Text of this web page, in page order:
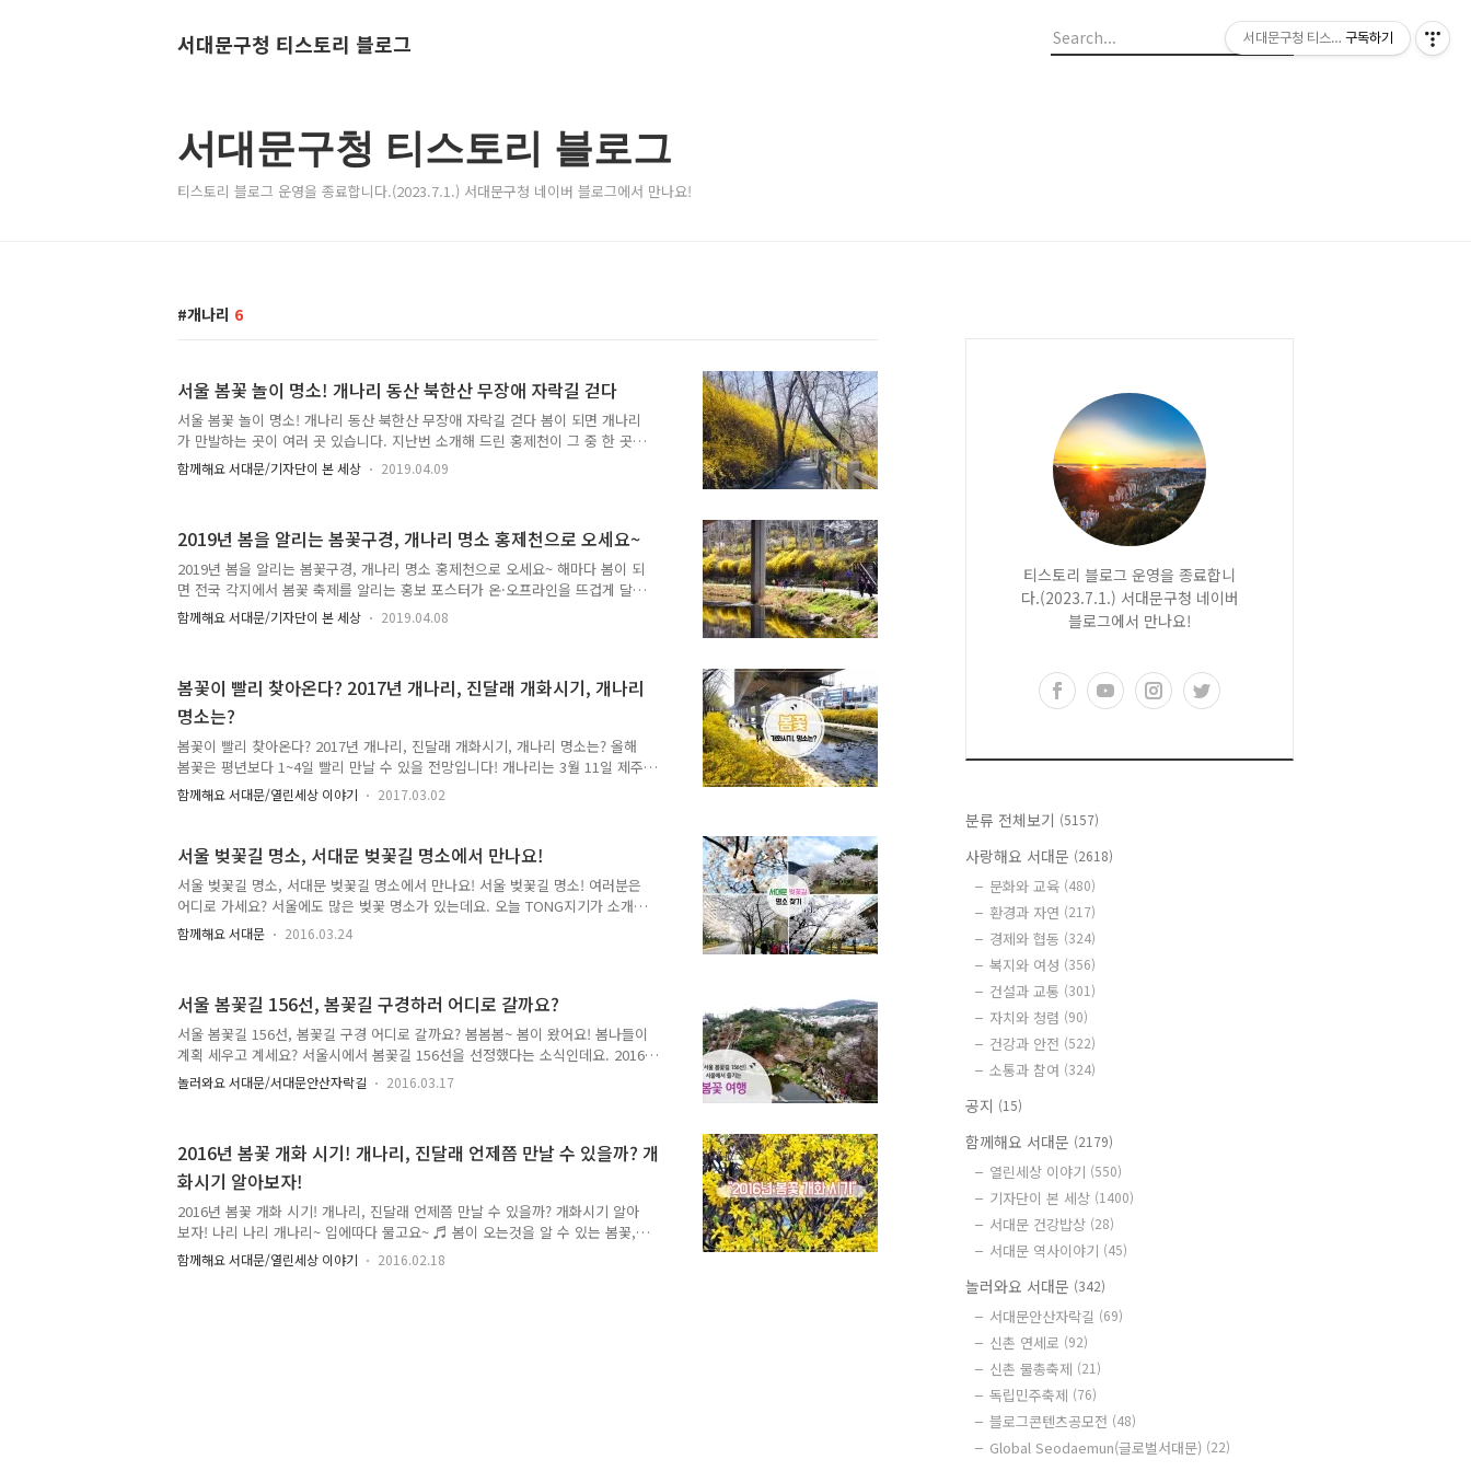
서대문구청 티스토리 블로그
서대문구청 티스토리 블로그
티스토리 블로그 운영을 종료합니다.(2023.7.1.) 서대문구청 네이버 블로그에서 만나요!
개나리 6
서울 봄꽃 놀이 명소! 개나리 동산 북한산 무장애 자락길 걷다
서울 봄꽃 놀이 명소! 개나리 동산 북한산 무장애 자락길 걷다 봄이 되면 개나리
가 만발하는 곳이 여러 곳 있습니다. 지난번 소개해 드린 홍제천이 그 중 한 곳
인데요. 오늘 소개해 드릴 곳은 북한산 무장애 자락길 개나리 동산입니다. 홍제
천이랑 또 다른 매력을 보여주는 곳입니다. 이른 봄이면 꽃망울을 맺어 3월 말부
다녀왔어요. 이곳은 실락어린이공원 옆 북한산 자락길 입구인데요. 화장실 가실
분은 미리 가셨다가 산을 오르는 것이 좋겠지요. 두 번째 화장실은 B코스 홍록
배드민턴장까지 가야지 있어요. ▲ 와우! 눈 부시도록 아름다운 개나리 온통 산
이 노랗게..
함께해요 서대문/기자단이 본 세상 2019.04.09
2019년 봄을 알리는 봄꽃구경, 개나리 명소 홍제천으로 오세요~
2019년 봄을 알리는 봄꽃구경, 개나리 명소 홍제천으로 오세요~ 해마다 봄이 되
면 전국 각지에서 봄꽃 축제를 알리는 홍보 포스터가 온·오프라인을 뜨겁게 달
구는데요. 서울에서는 대표적으로 여의도, 석촌호수 등이 있습니다. 하지만 많이
알려진 곳을 그만큼 사람이 많이 몰리다보니 꽃 구경보단 사람 구경을 하게 되는
꽃이라고 하면 벚꽃을 많이 떠올리게 되는데요. 사실 봄에 피는 꽃들은 종을 불
문하고 다 이쁜거 같아요. 형형색색 아름다운 꽃들을 보고 있노라면 우리 마음속
에도 꽃이 피어나는 것처럼 왠지 모르게 기분이 좋아집니다. 서대문구의 봄꽃 명
소중 한 곳인 ..
함께해요 서대문/기자단이 본 세상 2019.04.08
봄꽃이 빨리 찾아온다? 2017년 개나리, 진달래 개화시기, 개나리
명소는?
봄꽃이 빨리 찾아온다? 2017년 개나리, 진달래 개화시기, 개나리 명소는? 올해
봄꽃은 평년보다 1~4일 빨리 만날 수 있을 전망입니다! 개나리는 3월 11일 제주
도를 시작으로 남부지방은 3월 15일~22일, 중부지방은 3월 24일~4월 1일 등 개
화가 빨라질 것으로 예상이 된답니다~ ^^ 진달래도 3월 18일 제주도를 시작으로
약 1주일 정도 지난 시기를 말합니다. 중부지방은 3월 31일~4월 8일경 만개할 것
으로 예상됩니다~ 서울은 4월 3일경에 절정에 이를 것으로 예상된다고 하네요!
^^ TONG지기와 함께 2017년 봄꽃 개화시기에 대해 지역별로 알아볼까요~ ^^
2017년 지역별 개나리, 진달래 개화시기 ▲ 출처 ▲ ..
함께해요 서대문/열린세상 이야기 2017.03.02
서울 벚꽃길 명소, 서대문 벚꽃길 명소에서 만나요!
서울 벚꽃길 명소, 서대문 벚꽃길 명소에서 만나요! 서울 벚꽃길 명소! 여러분은
어디로 가세요? 서울에도 많은 벚꽃 명소가 있는데요. 오늘 TONG지기가 소개해
드릴 곳은 '서대문 벚꽃길'이에요. 서대문 안에서 만날 수 있는 벚꽃, 어디가 있
을까요? 많은 분들이 알고있는 서대문 안산 벚꽃축제 이외에도 벚꽃을 감상 할
한 벚꽃의 모습이 일품인데요. 길 주변에 있는 벚꽃이 아닌, 자연과 함께! 자연속
에서 만날 수 있어서 더욱 특별한 곳입니다. 사진으로 만나볼까요~ ^^ 튤립도 함
께 볼 수 있다는 점!! ^^ :: 홍제천로 벚꽃길 흐르는 물과 함께 ..
함께해요 서대문 2016.03.24
서울 봄꽃길 156선, 봄꽃길 구경하러 어디로 갈까요?
서울 봄꽃길 156선, 봄꽃길 구경 어디로 갈까요? 봄봄봄~ 봄이 왔어요! 봄나들이
계획 세우고 계세요? 서울시에서 봄꽃길 156선을 선정했다는 소식인데요. 2016
년 서울시가 선정한 봄꽃길은 크고 작은 도심공원부터 가로변, 하천변, 골목길
등 총 길이만 무려 221.75km라고 하네요. :: 서울 봄꽃길 156선 ☞ 공원 내 꽃길
등) ☞ 하천변 꽃길 36개소 (한강, 중랑천, 성북천, 안양천, 청계천, 양재천 등) ☞
녹지대 6개소 (강북 우이천변 녹지대, 양재대로 녹지대 등) 자세한 '서울 봄꽃길
156선'은 서울시 홈페이지(서울, 봄꽃으..
놀러와요 서대문/서대문안산자락길 2016.03.17
2016년 봄꽃 개화 시기! 개나리, 진달래 언제쯤 만날 수 있을까? 개
화시기 알아보자!
2016년 봄꽃 개화 시기! 개나리, 진달래 언제쯤 만날 수 있을까? 개화시기 알아
보자! 나리 나리 개나리~ 입에따다 물고요~ ♬ 봄이 오는것을 알 수 있는 봄꽃,
언제쯤 만날 수 있을까요? 올해 개나리와 진달래와 같은 봄꽃 개화시기는 평년보
다 하루이틀 빨리 필것으로 예상됩니다. 봄꽃 개화 시기는 2, 3월의 기온과 강수
함께해요 서대문/열린세상 이야기 2016.02.18
티스토리 블로그 운영을 종료합니
다.(2023.7.1.) 서대문구청 네이버
블로그에서 만나요!
분류 전체보기 (5157)
사랑해요 서대문 (2618)
문화와 교육 (480)
환경과 자연 (217)
경제와 협동 (324)
복지와 여성 (356)
건설과 교통 (301)
자치와 청렴 (90)
건강과 안전 (522)
소통과 참여 (324)
공지 (15)
함께해요 서대문 (2179)
열린세상 이야기 (550)
기자단이 본 세상 (1400)
서대문 건강밥상 (28)
서대문 역사이야기 (45)
놀러와요 서대문 (342)
서대문안산자락길 (69)
신촌 연세로 (92)
신촌 물총축제 (21)
독립민주축제 (76)
블로그콘텐츠공모전 (48)
Global Seodaemun(글로벌서대문) (22)
서대문구청 티스토리 블로그
구독하기